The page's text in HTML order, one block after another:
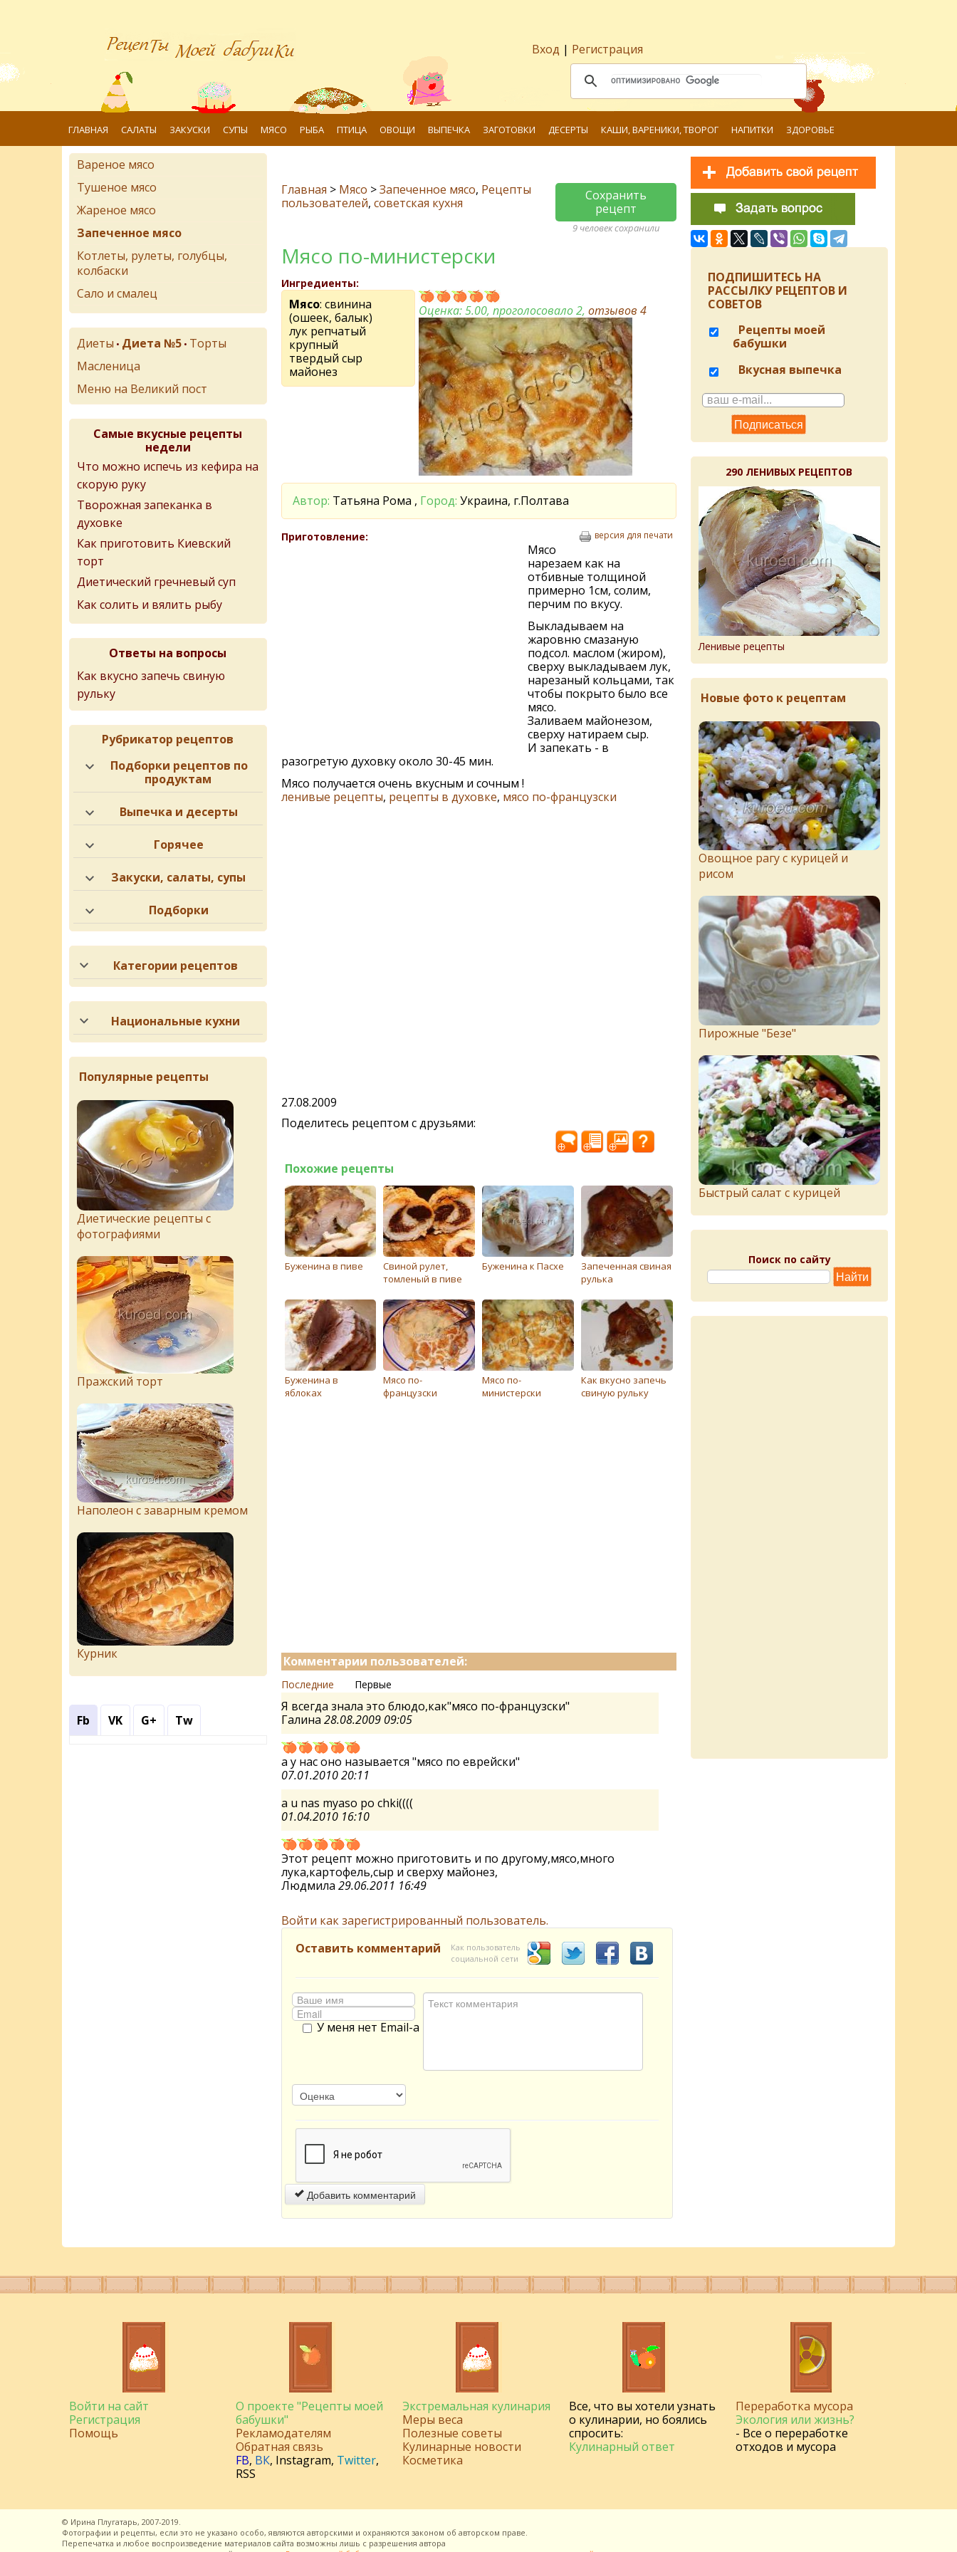
Вход | Регистрация
ГЛАВНАЯ САЛАТЫ ЗАКУСКИ СУПЫ МЯСО РЫБА ПТИЦА ОВОЩИ ВЫПЕЧКА ЗАГОТОВКИ ДЕСЕРТЫ КАШИ, ВАРЕНИКИ, ТВОРОГ НАПИТКИ ЗДОРОВЬЕ
Главная > Мясо >Запеченное мясо, Рецепты
пользователей, советская кухня
Сохранить
рецепт
9 человек сохранили
Мясо по-министерски
Ингредиенты:
Мясо: свинина
(ошеек, балык)
лук репчатый
крупный
твердый сыр
майонез
Оценка:5.00, проголосовало 2,отзывов4
Автор: Татьяна Рома , Город: Украина, г.Полтава
Приготовление: версия для печати
Мясо
нарезаем как на
отбивные толщиной
примерно 1см, солим,
перчим по вкусу.
Выкладываем на
жаровню смазаную
подсол. маслом (жиром),
сверху выкладываем лук,
нарезаный кольцами, так
чтобы покрыто было все
мясо.
Заливаем майонезом,
сверху натираем сыр.
И запекать - в
разогретую духовку около 30-45 мин.
Мясо получается очень вкусным и сочным !
ленивые рецепты, рецепты в духовке, мясо по-французски
27.08.2009
Поделитесь рецептом с друзьями:
Похожие рецепты
Буженина в пиве
Свиной рулет,
томленый в пиве
Буженина к Пасхе
Запеченная свиная
рулька
Буженина в
яблоках
Мясо по-
французски
Мясо по-
министерски
Как вкусно запечь
свиную рульку
Комментарии пользователей:
Последние Первые
Я всегда знала это блюдо,как"мясо по-французски"
Галина 28.08.2009 09:05
а у нас оно называется "мясо по еврейски"
07.01.2010 20:11
a u nas myaso po chki((((
01.04.2010 16:10
Этот рецепт можно приготовить и по другому,мясо,много
лука,картофель,сыр и сверху майонез,
Людмила 29.06.2011 16:49
Войти как зарегистрированный пользователь.
Оставить комментарий
Как пользователь
социальной сети
У меня нет Email-а
Добавить комментарий
Вареное мясо
Тушеное мясо
Жареное мясо
Запеченное мясо
Котлеты, рулеты, голубцы,
колбаски
Сало и смалец
Диеты • Диета №5 • Торты
Масленица
Меню на Великий пост
Самые вкусные рецепты
недели
Что можно испечь из кефира на
скорую руку
Творожная запеканка в
духовке
Как приготовить Киевский
торт
Диетический гречневый суп
Как солить и вялить рыбу
Ответы на вопросы
Как вкусно запечь свиную
рульку
Рубрикатор рецептов
Подборки рецептов по
продуктам
Выпечка и десерты
Горячее
Закуски, салаты, супы
Подборки
Категории рецептов
Национальные кухни
Популярные рецепты
Диетические рецепты с
фотографиями
Пражский торт
Наполеон с заварным кремом
Курник
Fb VK G+ Tw
ПОДПИШИТЕСЬ НА
РАССЫЛКУ РЕЦЕПТОВ И
СОВЕТОВ
Рецепты моей
бабушки
Вкусная выпечка
290 ЛЕНИВЫХ РЕЦЕПТОВ
Ленивые рецепты
Новые фото к рецептам
Овощное рагу с курицей и
рисом
Пирожныe "Бeзe"
Быстрый салат с курицей
Поиск по сайту
Войти на сайт
Регистрация
Помощь
О проекте "Рецепты моей
бабушки"
Рекламодателям
Обратная связь
FB, ВК, Instagram, Twitter,
RSS
Экстремальная кулинария
Меры веса
Полезные советы
Кулинарные новости
Косметика
Все, что вы хотели узнать
о кулинарии, но боялись
спросить:
Кулинарный ответ
Переработка мусора
Экология или жизнь?
- Все о переработке
отходов и мусора
© Ирина Плугатарь, 2007-2019.
Фотографии и рецепты, если это не указано особо, являются авторскими и охраняются законом об авторском праве.
Перепечатка и любое воспроизведение материалов сайта возможны лишь с разрешения автора